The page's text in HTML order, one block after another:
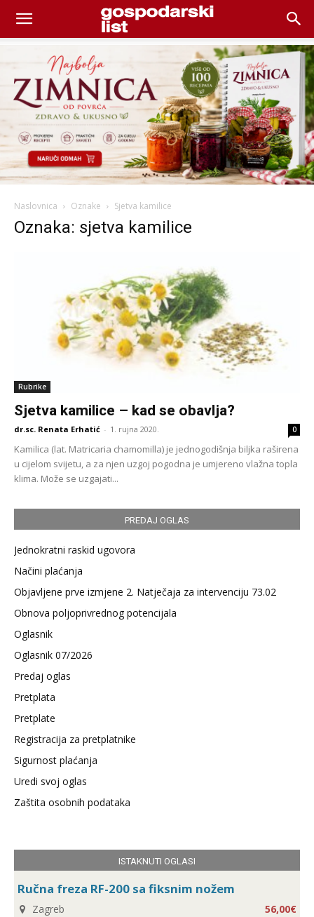
Naslovnica Oznake Sjetva kamilice
Oznaka: sjetva kamilice
Rubrike
Sjetva kamilice – kad se obavlja?
dr.sc. Renata Erhatić - 1. rujna 2020. 0
Kamilica (lat. Matricaria chamomilla) je jednogodišnja biljka raširena
u cijelom svijetu, a za njen uzgoj pogodna je umjereno vlažna topla
klima. Može se uzgajati...
PREDAJ OGLAS
Jednokratni raskid ugovora
Načini plaćanja
Objavljene prve izmjene 2. Natječaja za intervenciju 73.02
Obnova poljoprivrednog potencijala
Oglasnik
Oglasnik 07/2026
Predaj oglas
Pretplata
Pretplate
Registracija za pretplatnike
Sigurnost plaćanja
Uredi svoj oglas
Zaštita osobnih podataka
ISTAKNUTI OGLASI
Ručna freza RF-200 sa fiksnim nožem
Zagreb 56,00€